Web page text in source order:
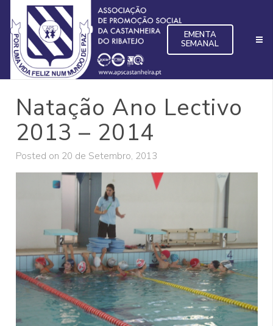
EMENTA
SEMANAL
Natação Ano Lectivo
2013 – 2014
Posted on 20 de Setembro, 2013